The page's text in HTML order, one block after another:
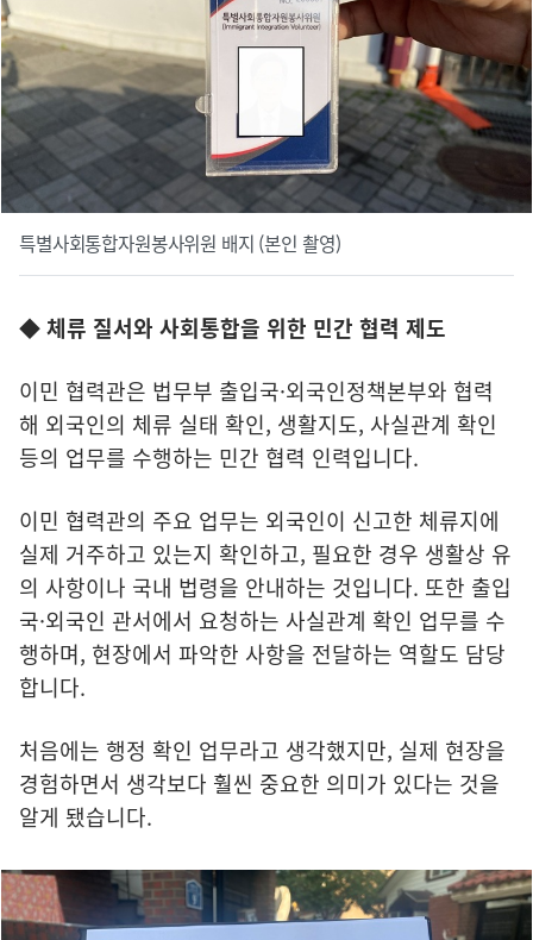
특별사회통합자원봉사위원 배지 (본인 촬영)
◆ 체류 질서와 사회통합을 위한 민간 협력 제도
이민 협력관은 법무부 출입국·외국인정책본부와 협력
해 외국인의 체류 실태 확인, 생활지도, 사실관계 확인
등의 업무를 수행하는 민간 협력 인력입니다.
이민 협력관의 주요 업무는 외국인이 신고한 체류지에
실제 거주하고 있는지 확인하고, 필요한 경우 생활상 유
의 사항이나 국내 법령을 안내하는 것입니다. 또한 출입
국·외국인 관서에서 요청하는 사실관계 확인 업무를 수
행하며, 현장에서 파악한 사항을 전달하는 역할도 담당
합니다.
처음에는 행정 확인 업무라고 생각했지만, 실제 현장을
경험하면서 생각보다 훨씬 중요한 의미가 있다는 것을
알게 됐습니다.